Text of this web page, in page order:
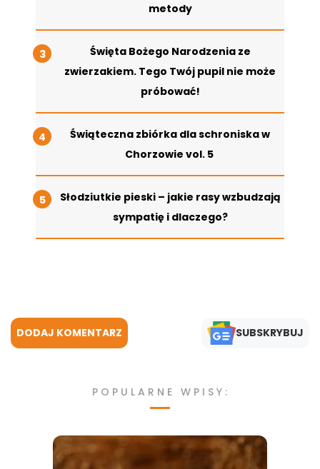
metody
Święta Bożego Narodzenia ze
zwierzakiem. Tego Twój pupil nie może
próbować!
Świąteczna zbiórka dla schroniska w
Chorzowie vol. 5
Słodziutkie pieski – jakie rasy wzbudzają
sympatię i dlaczego?
DODAJ KOMENTARZ SUBSKRYBUJ
POPULARNE WPISY: